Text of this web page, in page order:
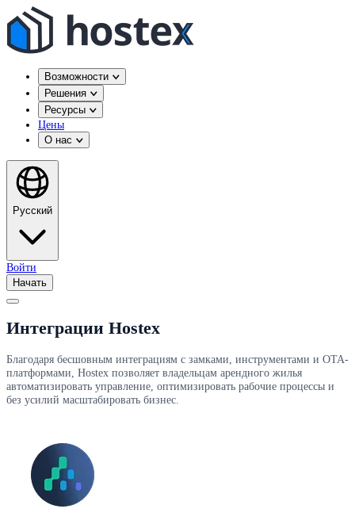
Возможности
Решения
Ресурсы
Цены
О нас
Русский
Войти
Начать
Интеграции Hostex
Благодаря бесшовным интеграциям с замками, инструментами и OTA-
платформами, Hostex позволяет владельцам арендного жилья
автоматизировать управление, оптимизировать рабочие процессы и
без усилий масштабировать бизнес.